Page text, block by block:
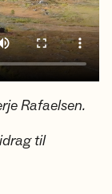
Rafaelsen.
til